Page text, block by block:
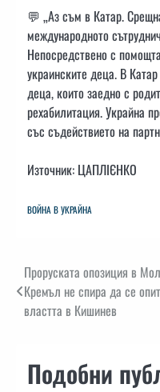
💬 „Аз съм в Катар.
международното
Непосредствено с
украинските деца. В
деца, които заедно с
рехабилитация. Украйна
със съдействието на
Източник: ЦАПЛІЄНКО
ВОЙНА В УКРАЙНА
Навигация
Проруската опозиция в
Кремъл не спира да се
властта в Кишинев
Подобни